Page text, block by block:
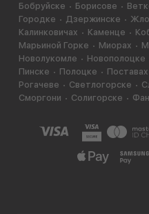
Бобруйске
Борисове
Городке
Дзержинске
Калинковичах
Каменце
Марьиной Горке
Миорах
Новолукомле
Новополоцке
Пинске
Полоцке Поставах
Рогачеве
Светлогорске
Сморгони
Солигорске